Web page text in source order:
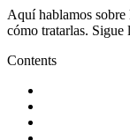
Aquí hablamos sobre
cómo tratarlas. Sigue
Contents